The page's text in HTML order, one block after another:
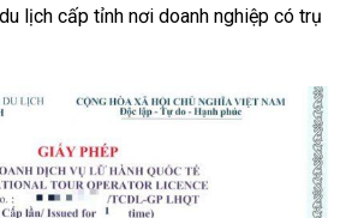
lịch cấp tỉnh nơi doanh nghiệp có trụ